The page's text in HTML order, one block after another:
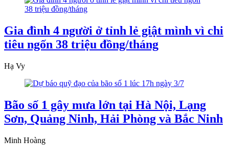
Gia đình 4 người ở tỉnh lẻ giật mình vì chi
tiêu ngốn 38 triệu đồng/tháng
Hạ Vy
Bão số 1 gây mưa lớn tại Hà Nội, Lạng
Sơn, Quảng Ninh, Hải Phòng và Bắc Ninh
Minh Hoàng